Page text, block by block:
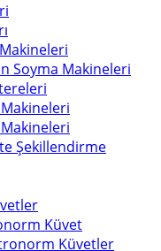
Soyma Makineleri
Şekillendirme
Küvet
Küvetler